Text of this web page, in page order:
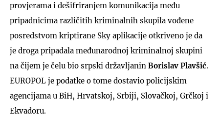
provjerama i dešifriranjem komunikacija među
pripadnicima različitih kriminalnih skupila vođene
posredstvom kriptirane Sky aplikacije otkriveno je da
je droga pripadala međunarodnoj kriminalnoj skupini
na čijem je čelu bio srpski državljanin Borislav Plavšić.
EUROPOL je podatke o tome dostavio policijskim
agencijama u BiH, Hrvatskoj, Srbiji, Slovačkoj, Grčkoj i
Ekvadoru.